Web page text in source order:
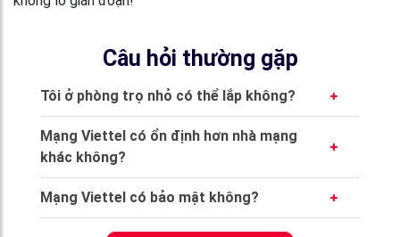
Câu hỏi thường gặp
Tôi ở phòng trọ nhỏ có thể lắp không?
Được! Viettel hỗ trợ lắp wifi cho mọi loại hình
nhà ở, từ phòng trọ, nhà riêng đến căn hộ mini.
Gói NETVT là lựa chọn phù hợp nhất – rẻ,
sóng khỏe, dùng ổn định cho 3–5 thiết bị.
Mạng Viettel có ổn định hơn nhà mạng
khác không?
Rất ổn định. Viettel sử dụng hạ tầng cáp
quang GPON riêng biệt, kết hợp với hệ thống
Mạng Viettel có bảo mật không?
Có. Tất cả modem và router Viettel đều được